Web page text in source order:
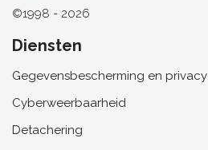
©1998 - 2026
Diensten
Gegevensbescherming en privacy
Cyberweerbaarheid
Detachering